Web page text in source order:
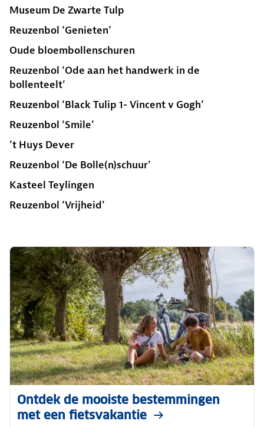
Museum De Zwarte Tulp
Reuzenbol ‘Genieten’
Oude bloembollenschuren
Reuzenbol ‘Ode aan het handwerk in de
bollenteelt’
Reuzenbol ‘Black Tulip 1- Vincent v Gogh’
Reuzenbol ‘Smile’
’t Huys Dever
Reuzenbol ‘De Bolle(n)schuur’
Kasteel Teylingen
Reuzenbol ‘Vrijheid’
Ontdek de mooiste bestemmingen
met een fietsvakantie